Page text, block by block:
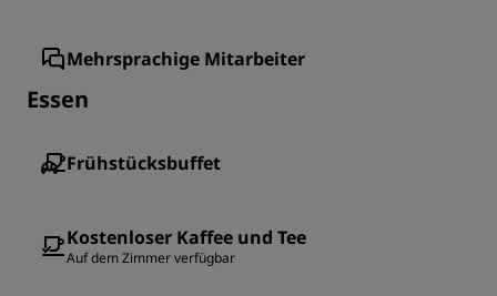
Mehrsprachige Mitarbeiter
Essen
Frühstücksbuffet
Kostenloser Kaffee und Tee
Auf dem Zimmer verfügbar